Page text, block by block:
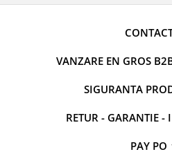
VANZARE EN GROS
SIGURANTA
RETUR - GARANTIE -
PAY PO